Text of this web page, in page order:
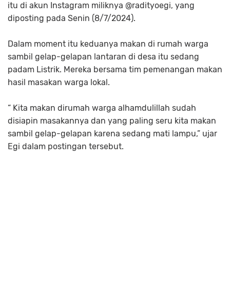
itu di akun Instagram miliknya @radityoegi, yang
diposting pada Senin (8/7/2024).
Dalam moment itu keduanya makan di rumah warga
sambil gelap-gelapan lantaran di desa itu sedang
padam Listrik. Mereka bersama tim pemenangan makan
hasil masakan warga lokal.
“ Kita makan dirumah warga alhamdulillah sudah
disiapin masakannya dan yang paling seru kita makan
sambil gelap-gelapan karena sedang mati lampu,” ujar
Egi dalam postingan tersebut.